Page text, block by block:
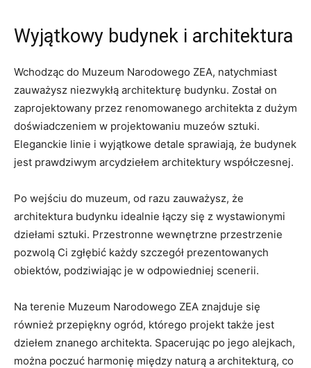
Wyjątkowy budynek ⁢i architektura
Wchodząc ‌do Muzeum Narodowego ZEA, natychmiast
zauważysz ​niezwykłą ⁤architekturę ‌budynku. Został⁤ on
zaprojektowany przez ⁤renomowanego architekta z ‍dużym⁤
doświadczeniem w projektowaniu muzeów sztuki.
Eleganckie ‌linie ‌i wyjątkowe detale sprawiają, ⁢że⁢ budynek
​jest prawdziwym⁤ arcydziełem‌ architektury współczesnej.
Po wejściu ‍do muzeum, od razu ‌zauważysz, że
architektura budynku idealnie łączy się z wystawionymi
dziełami sztuki. Przestronne‍ wewnętrzne przestrzenie
pozwolą ⁢Ci⁢ zgłębić każdy szczegół prezentowanych
obiektów,⁣ podziwiając je w odpowiedniej​ scenerii.
Na terenie⁢ Muzeum⁤ Narodowego ZEA znajduje się
również przepiękny ogród, którego projekt także jest
dziełem‍ znanego ​architekta. Spacerując po jego alejkach,
można poczuć harmonię między ‍naturą a architekturą, co